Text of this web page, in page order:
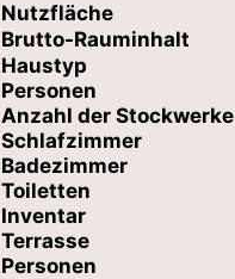
Nutzfläche
Brutto-Rauminhalt
Haustyp
Personen
Anzahl der Stockwerke
Schlafzimmer
Badezimmer
Toiletten
Inventar
Terrasse
Personen